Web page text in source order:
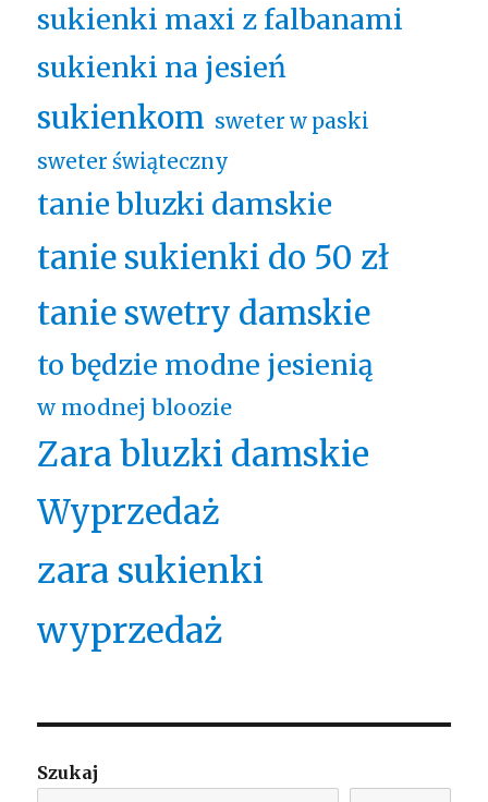
sukienki maxi z falbanami
sukienki na jesień
sukienkom sweter w paski
sweter świąteczny
tanie bluzki damskie
tanie sukienki do 50 zł
tanie swetry damskie
to będzie modne jesienią
w modnej bloozie
Zara bluzki damskie
Wyprzedaż
zara sukienki
wyprzedaż
Szukaj